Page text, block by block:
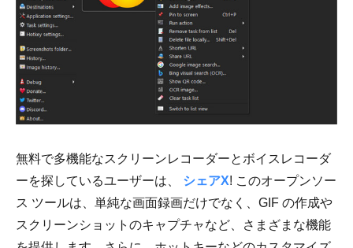
無料で多機能なスクリーンレコーダーとボイスレコーダ
ーを探しているユーザーは、 シェアX! このオープンソー
ス ツールは、単純な画面録画だけでなく、GIF の作成や
スクリーンショットのキャプチャなど、さまざまな機能